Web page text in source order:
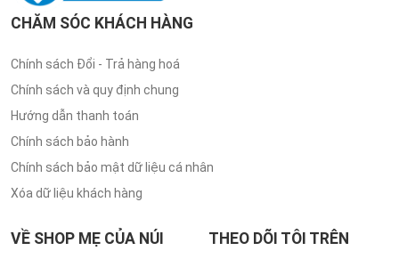
CHĂM SÓC KHÁCH HÀNG
Chính sách Đổi - Trả hàng hoá
Chính sách và quy định chung
Hướng dẫn thanh toán
Chính sách bảo hành
Chính sách bảo mật dữ liệu cá nhân
Xóa dữ liệu khách hàng
VỀ SHOP MẸ CỦA NÚI THEO DÕI TÔI TRÊN